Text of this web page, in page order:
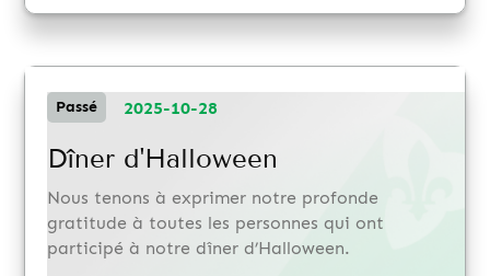
Passé 2025-10-28
Dîner d'Halloween
Nous tenons à exprimer notre profonde
gratitude à toutes les personnes qui ont
participé à notre dîner d’Halloween.